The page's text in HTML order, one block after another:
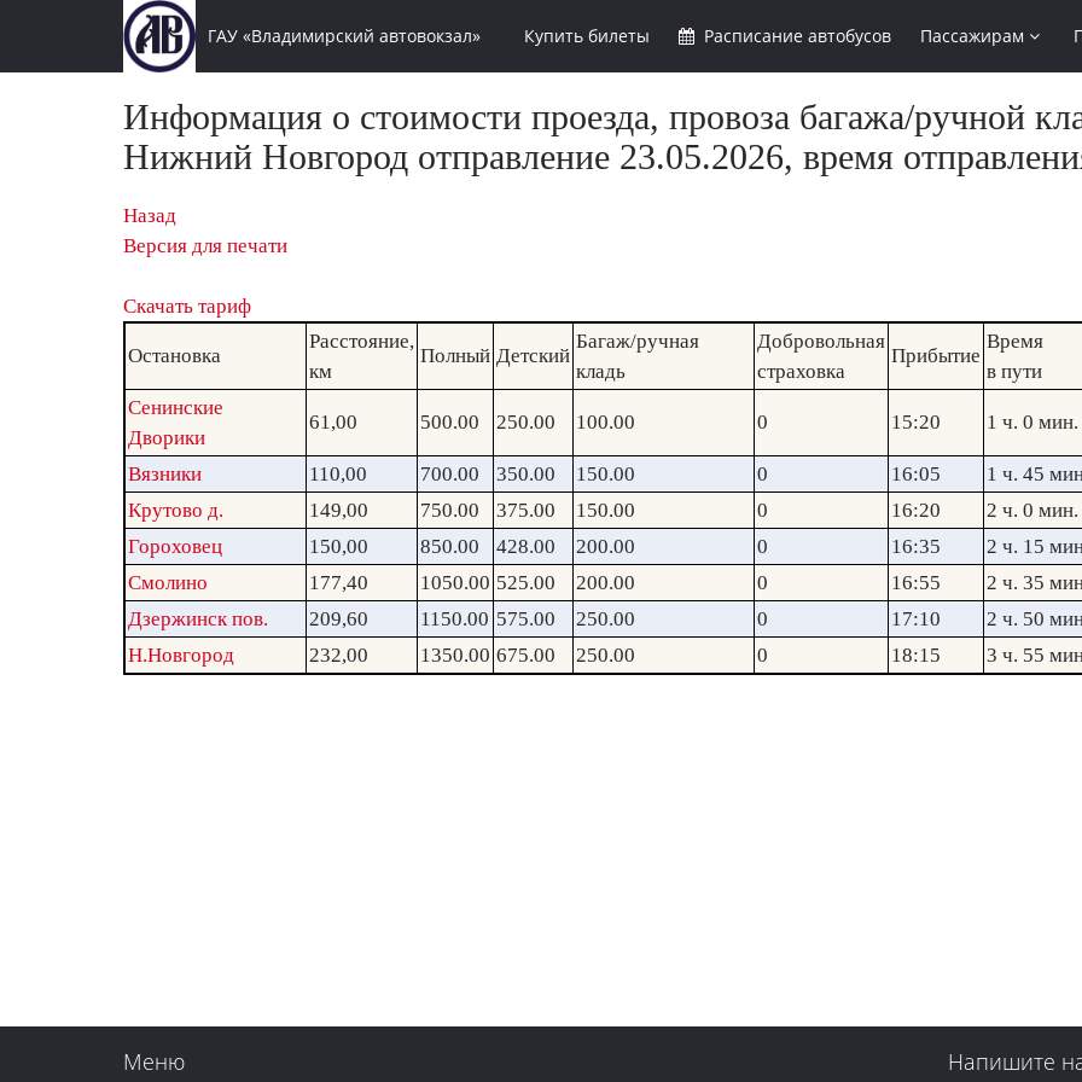
ГАУ «Владимирский автовокзал» Купить билеты Расписание автобусов Пассажирам
Информация о стоимости проезда, провоза багажа/ручной
Нижний Новгород отправление 23.05.2026, время
Назад
Версия для печати
Скачать тариф
Остановка
Расстояние,
км
Полный Детский
Багаж/ручная
кладь
Добровольная
страховка
Прибытие
Время
в пути
Сенинские
Дворики
61,00 500.00 250.00 100.00 0 15:20 1 ч. 0 мин.
Вязники 110,00 700.00 350.00 150.00 0 16:05
1 ч. 45
Крутово д.
149,00 750.00 375.00 150.00 0 16:20
2 ч. 0 мин.
Гороховец
150,00 850.00 428.00 200.00 0 16:35
2 ч. 15
Смолино
177,40 1050.00 525.00 200.00 0 16:55
2 ч. 35
Дзержинск пов.
209,60 1150.00 575.00 250.00 0 17:10
2 ч. 50
Н.Новгород
232,00 1350.00 675.00 250.00 0 18:15 3 ч. 55
Меню Напишите